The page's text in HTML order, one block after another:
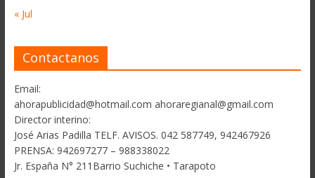
« Jul
Contactanos
Email:
ahorapublicidad@hotmail.com ahoraregianal@gmail.com
Director interino:
José Arias Padilla TELF. AVISOS. 042 587749, 942467926
PRENSA: 942697277 – 988338022
Jr. España N° 211Barrio Suchiche • Tarapoto